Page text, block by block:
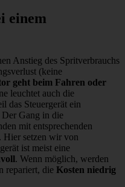
einem
Anstieg des Spritverbrauchs
(keine
geht beim Fahren oder
leuchtet auch die
das Steuergerät ein
Der Gang in die
mit entsprechenden
Hier setzen wir von
ist meist eine
. Wenn möglich, werden
repariert, die Kosten niedrig